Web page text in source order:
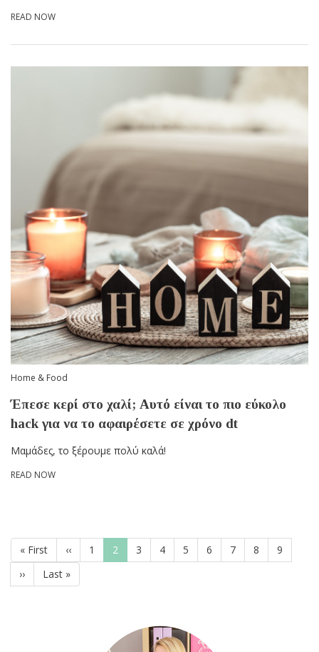
READ NOW
Home & Food
Έπεσε κερί στο χαλί; Αυτό είναι το πιο εύκολο
hack για να το αφαιρέσετε σε χρόνο dt
Μαμάδες, το ξέρουμε πολύ καλά!
READ NOW
Pagination
First
page
« First
Previous
page
‹‹ Page
1
Current
page
2 Page
3 Page
4 Page
5 Page
6 Page
7 Page
8 Page
9
Next
page
››
Last
page
Last »